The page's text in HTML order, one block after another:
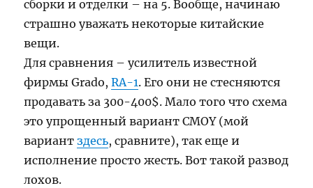
сборки и отделки – на 5. Вообще, начинаю
страшно уважать некоторые китайские
вещи.
Для сравнения – усилитель известной
фирмы Grado,RA-1. Его они не стесняются
продавать за 300-400$. Мало того что схема
это упрощенный вариант CMOY (мой
вариантздесь, сравните), так еще и
исполнение просто жесть. Вот такой развод
лохов.